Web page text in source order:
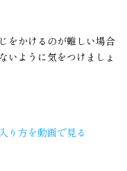
をかけるのが難しい場合
いように気をつけましょ
り方を動画で見る